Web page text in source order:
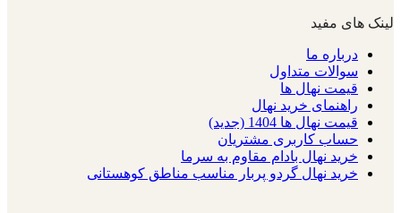
لینک های مفید
درباره ما
سوالات متداول
قیمت نهال ها
راهنمای خرید نهال
قیمت نهال ها 1404 (جدید)
حساب کاربری مشتریان
خرید نهال بادام مقاوم به سرما
خرید نهال گردو پربار مناسب مناطق کوهستانی